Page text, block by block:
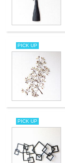
PICK UP
PICK UP